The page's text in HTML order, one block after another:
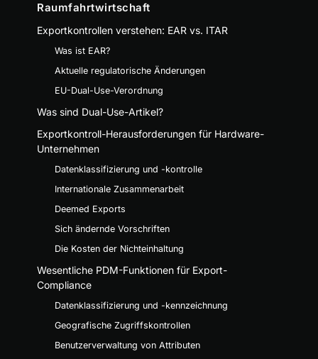
Raumfahrtwirtschaft
Exportkontrollen verstehen: EAR vs. ITAR
Was ist EAR?
Aktuelle regulatorische Änderungen
EU-Dual-Use-Verordnung
Was sind Dual-Use-Artikel?
Exportkontroll-Herausforderungen für Hardware-
Unternehmen
Datenklassifizierung und -kontrolle
Internationale Zusammenarbeit
Deemed Exports
Sich ändernde Vorschriften
Die Kosten der Nichteinhaltung
Wesentliche PDM-Funktionen für Export-
Compliance
Datenklassifizierung und -kennzeichnung
Geografische Zugriffskontrollen
Benutzerverwaltung von Attributen